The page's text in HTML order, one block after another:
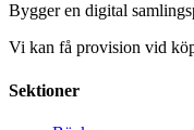
Bygger en digital
Vi kan få provision vid
Sektioner